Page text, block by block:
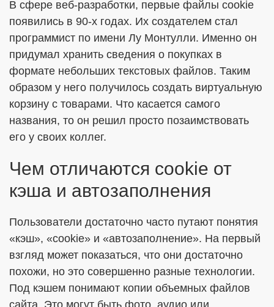
В сфере веб-разработки, первые файлы cookie
появились в 90-х годах. Их создателем стал
программист по имени Лу Монтулли. Именно он
придумал хранить сведения о покупках в
формате небольших текстовых файлов. Таким
образом у него получилось создать виртуальную
корзину с товарами. Что касается самого
названия, то он решил просто позаимствовать
его у своих коллег.
Чем отличаются cookie от
кэша и автозаполнения
Пользователи достаточно часто путают понятия
«кэш», «cookie» и «автозаполнение». На первый
взгляд может показаться, что они достаточно
похожи, но это совершенно разные технологии.
Под кэшем понимают копии объемных файлов
сайта. Это могут быть фото, аудио или